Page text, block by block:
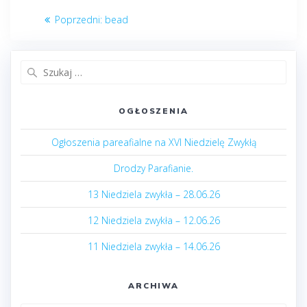
Nawigacja
Poprzedni: Poprzedni
bead
OGŁOSZENIA
Ogłoszenia pareafialne na XVI Niedzielę Zwykłą
Drodzy Parafianie.
13 Niedziela zwykła – 28.06.26
12 Niedziela zwykła – 12.06.26
11 Niedziela zwykła – 14.06.26
ARCHIWA